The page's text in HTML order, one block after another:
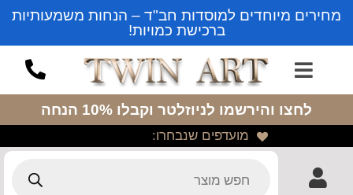
מחירים מיוחדים למוסדות חב"ד – הנחות משמעותיות
ברכישת כמויות!
לחצו והירשמו לניוזלטר וקבלו 10% הנחה
מועדפים שנבחרו: